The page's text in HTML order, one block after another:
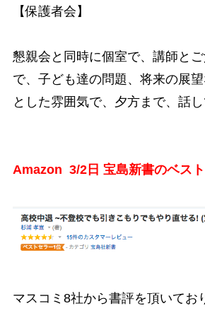
【保護者会】
懇親会と同時に個室で、講師と
で、子ども達の問題、将来の展
とした雰囲気で、夕方まで、話し
Amazon 3/2日 宝島新書のベス
マスコミ8社から書評を頂いてお